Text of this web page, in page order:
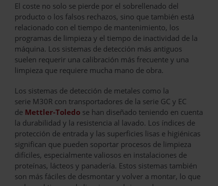
El coste no solo se pierde por el sobrellenado del
producto o los falsos rechazos, sino que también está
relacionado con el tiempo de mantenimiento, los
programas de limpieza y el tiempo de inactividad de la
máquina. Los sistemas de detección más antiguos
suelen requerir una calibración más frecuente y una
limpieza que requiere mucha mano de obra.
Los sistemas de detección de metales como la
serie M30R con transportadores de la serie GC y EC
de Mettler-Toledo se han diseñado teniendo en cuenta
la durabilidad y la resistencia al lavado. Los índices de
protección de entrada y las superficies lisas e higiénicas
significan que pueden soportar procesos de limpieza
difíciles, especialmente valiosos en instalaciones de
proteínas, lácteos y panadería. Estos sistemas también
son más fáciles de desmontar y volver a montar, lo que